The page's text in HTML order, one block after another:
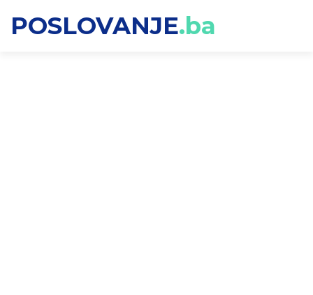
POSLOVANJE.ba